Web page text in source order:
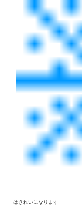
はきれいになります